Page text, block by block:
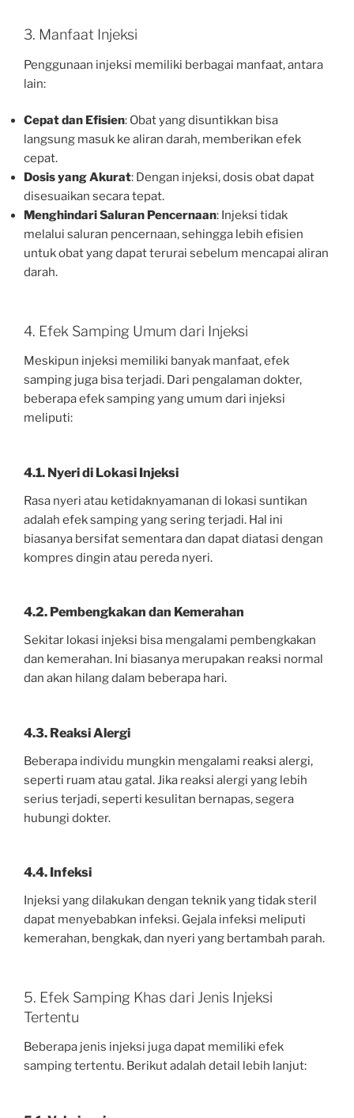
3. Manfaat Injeksi
Penggunaan injeksi memiliki berbagai manfaat, antara
lain:
Cepat dan Efisien: Obat yang disuntikkan bisa
langsung masuk ke aliran darah, memberikan efek
cepat.
Dosis yang Akurat: Dengan injeksi, dosis obat dapat
disesuaikan secara tepat.
Menghindari Saluran Pencernaan: Injeksi tidak
melalui saluran pencernaan, sehingga lebih efisien
untuk obat yang dapat terurai sebelum mencapai aliran
darah.
4. Efek Samping Umum dari Injeksi
Meskipun injeksi memiliki banyak manfaat, efek
samping juga bisa terjadi. Dari pengalaman dokter,
beberapa efek samping yang umum dari injeksi
meliputi:
4.1. Nyeri di Lokasi Injeksi
Rasa nyeri atau ketidaknyamanan di lokasi suntikan
adalah efek samping yang sering terjadi. Hal ini
biasanya bersifat sementara dan dapat diatasi dengan
kompres dingin atau pereda nyeri.
4.2. Pembengkakan dan Kemerahan
Sekitar lokasi injeksi bisa mengalami pembengkakan
dan kemerahan. Ini biasanya merupakan reaksi normal
dan akan hilang dalam beberapa hari.
4.3. Reaksi Alergi
Beberapa individu mungkin mengalami reaksi alergi,
seperti ruam atau gatal. Jika reaksi alergi yang lebih
serius terjadi, seperti kesulitan bernapas, segera
hubungi dokter.
4.4. Infeksi
Injeksi yang dilakukan dengan teknik yang tidak steril
dapat menyebabkan infeksi. Gejala infeksi meliputi
kemerahan, bengkak, dan nyeri yang bertambah parah.
5. Efek Samping Khas dari Jenis Injeksi
Tertentu
Beberapa jenis injeksi juga dapat memiliki efek
samping tertentu. Berikut adalah detail lebih lanjut: